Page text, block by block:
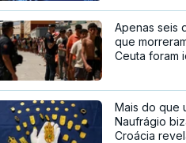
Apenas seis
que
Ceuta foram
Mais do que
Naufrágio
Croácia